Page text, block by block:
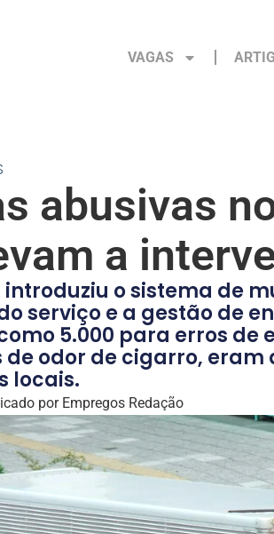
VAGAS
abusivas
a
introduziu o sistema de
serviço e a gestão de
5.000 para erros de
odor de cigarro,
locais.
porEmpregos Redação